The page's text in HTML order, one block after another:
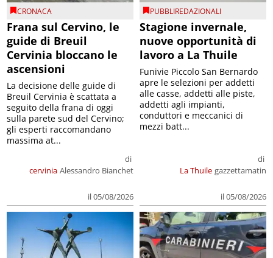
CRONACA
Frana sul Cervino, le
guide di Breuil
Cervinia bloccano le
ascensioni
cervinia
di
Alessandro Bianchet
il 05/08/2026
La decisione delle guide di
Breuil Cervinia è scattata a
seguito della frana di oggi
sulla parete sud del Cervino;
gli esperti raccomandano
massima at...
PUBBLIREDAZIONALI
Stagione invernale,
nuove opportunità di
lavoro a La Thuile
La Thuile
di
gazzettamatin
il 05/08/2026
Funivie Piccolo San Bernardo
apre le selezioni per addetti
alle casse, addetti alle piste,
addetti agli impianti,
conduttori e meccanici di
mezzi batt...